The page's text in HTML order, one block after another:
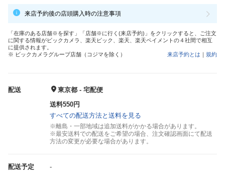
来店予約後の店頭購入時の注意事項
「在庫のある店舗※を探す」「店舗※に行く(来店予約)」をクリックすると、ご注文
に関する情報がビックカメラ、楽天ビック、楽天、楽天ペイメントの４社間で相互
に提供されます。
※ ビックカメラグループ店舗（コジマを除く）
来店予約とは ｜ 規約
配送
東京都 - 宅配便
送料550円
すべての配送方法と送料を見る
※離島・一部地域は追加送料がかかる場合があります。
※最安送料での配送をご希望の場合、注文確認画面にて配送
方法の変更が必要な場合があります。
配送予定 -